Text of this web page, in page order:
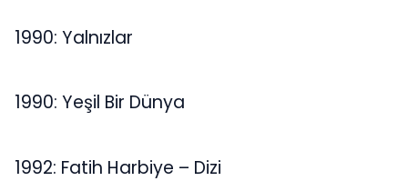
1990: Yalnızlar
1990: Yeşil Bir Dünya
1992: Fatih Harbiye – Dizi